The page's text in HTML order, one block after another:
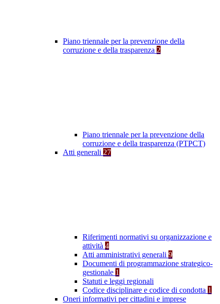
Piano triennale per la prevenzione della
corruzione e della trasparenza 2
Piano triennale per la prevenzione della
corruzione e della trasparenza (PTPCT)
Atti generali 27
Riferimenti normativi su organizzazione e
attività 4
Atti amministrativi generali 9
Documenti di programmazione strategico-
gestionale 1
Statuti e leggi regionali
Codice disciplinare e codice di condotta 1
Oneri informativi per cittadini e imprese